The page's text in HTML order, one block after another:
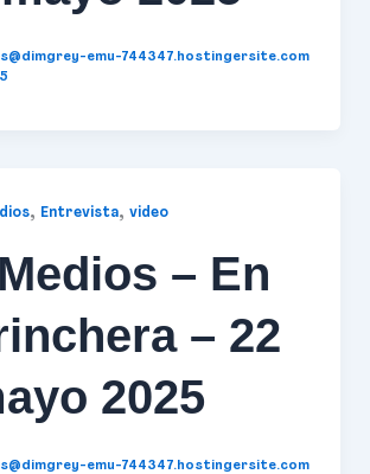
emu-744347.hostingersite.com
, Entrevista, video
– En
– 22
2025
emu-744347.hostingersite.com